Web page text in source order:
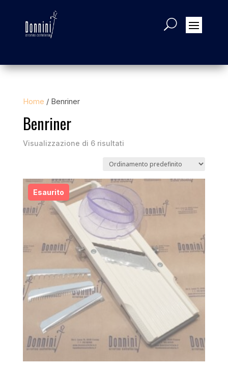
Home / Benriner
Benriner
Visualizzazione di 6 risultati